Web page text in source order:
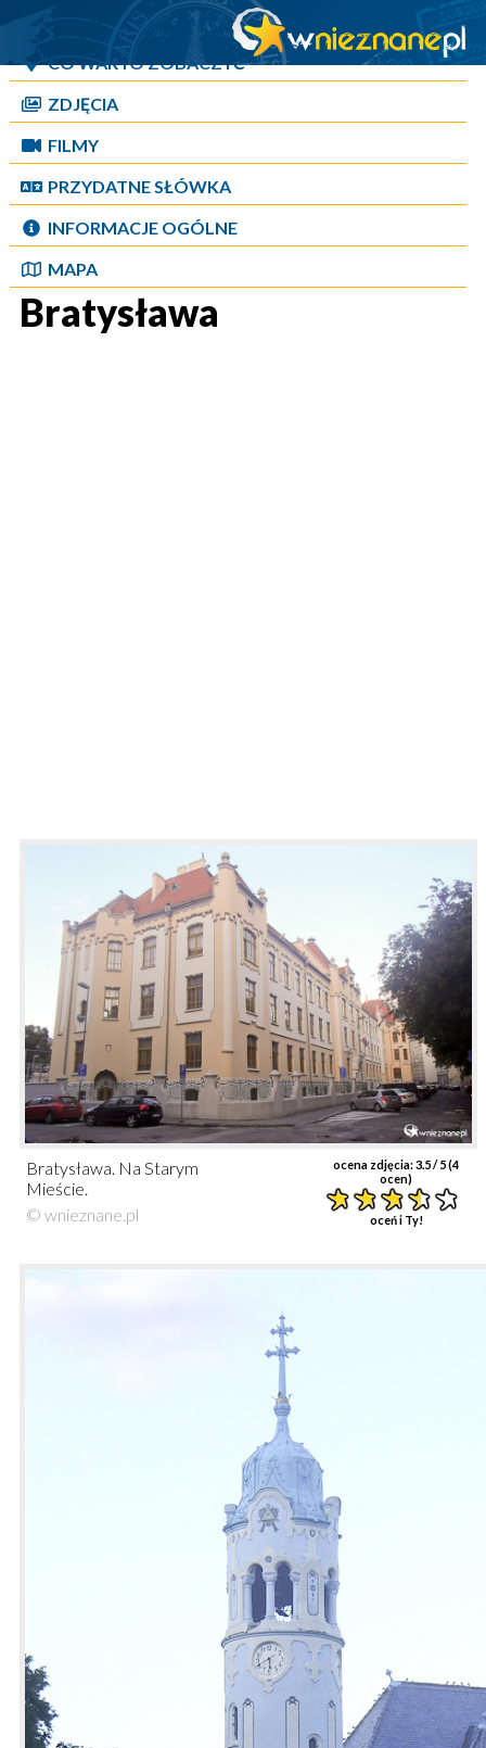
RELACJA Z PODRÓŻY
CO WARTO ZOBACZYĆ
ZDJĘCIA
FILMY
PRZYDATNE SŁÓWKA
INFORMACJE OGÓLNE
MAPA
Bratysława
ocena zdjęcia:3.5/ 5 (4
ocen)
oceń i Ty!
Bratysława. Na Starym
Mieście.
© wnieznane.pl